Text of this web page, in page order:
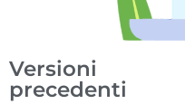
Versioni
precedenti